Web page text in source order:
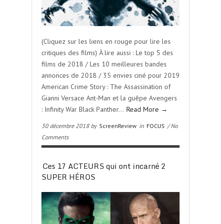
(Cliquez sur les liens en rouge pour lire les
critiques des films) À lire aussi : Le top 5 des
films de 2018 / Les 10 meilleures bandes
annonces de 2018 / 35 envies ciné pour 2019
American Crime Story : The Assassination of
Gianni Versace Ant-Man et la guêpe Avengers
: Infinity War Black Panther… Read More →
30 décembre 2018 by ScreenReview in FOCUS / No
Comments
Ces 17 ACTEURS qui ont incarné 2
SUPER HÉROS